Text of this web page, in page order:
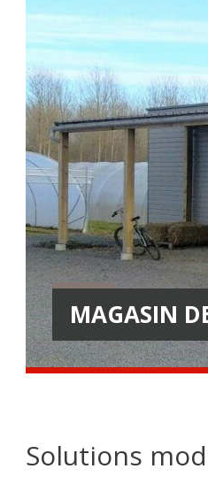
MAGASIN
Solutions